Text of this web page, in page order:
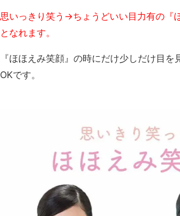
思いっきり笑う→ちょうどいい目力有の『
となれます。
『ほほえみ笑顔』の時にだけ少しだけ目
OKです。